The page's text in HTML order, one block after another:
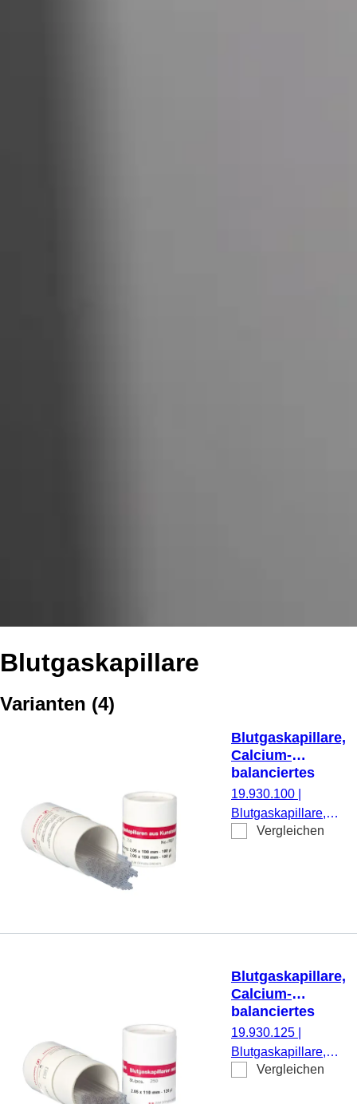
Blutgaskapillare
Varianten (4)
Blutgaskapillare,
Calcium-
balanciertes
Lithium-Heparin,
100 µl
19.930.100
Blutgaskapillare,
Präparierung:
Vergleichen
Blutgaskapillare,
Calcium-
balanciertes
Lithium-Heparin,
125 µl
19.930.125
Blutgaskapillare,
Präparierung:
Vergleichen